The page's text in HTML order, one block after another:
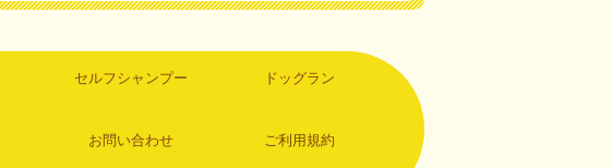
セルフシャンプー ドッグラン
お問い合わせ ご利用規約